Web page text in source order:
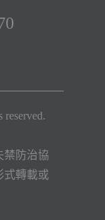
禁防治協
式轉載或